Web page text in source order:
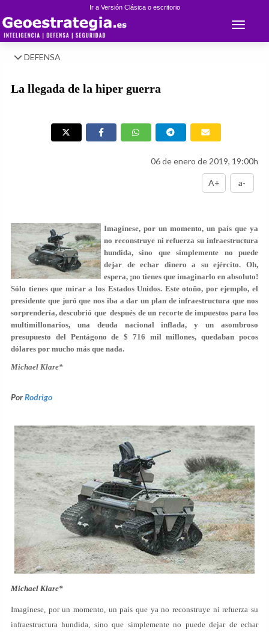
Ir a Versión Clásica o escritorio
Toggle
DEFENSA
La llegada de la hiper guerra
06 de enero de 2019, 19:00h
A+ a-
Imagínese, por un momento, un país que ya
no reconstruye ni refuerza su infraestructura
hundida, sino que simplemente no puede
dejar de echar dinero a su ejército. Oh,
espera, ¡no tienes que imaginarlo en absoluto!
Sólo tienes que mirar a los Estados Unidos. Este otoño, por ejemplo, el
presidente que juró que nos iba a dar un plan de infraestructura que nos
sorprendería, descubrió que después de un recorte de impuestos para los
multimillonarios, una deuda nacional inflada, y un asombroso
presupuesto del Pentágono de $ 716 mil millones, quedaban pocos
dólares por mucho más que nada.
Michael Klare*
PorRodrigo
Michael Klare*
Imagínese, por un momento, un país que ya no reconstruye ni refuerza su
infraestructura hundida, sino que simplemente no puede dejar de echar